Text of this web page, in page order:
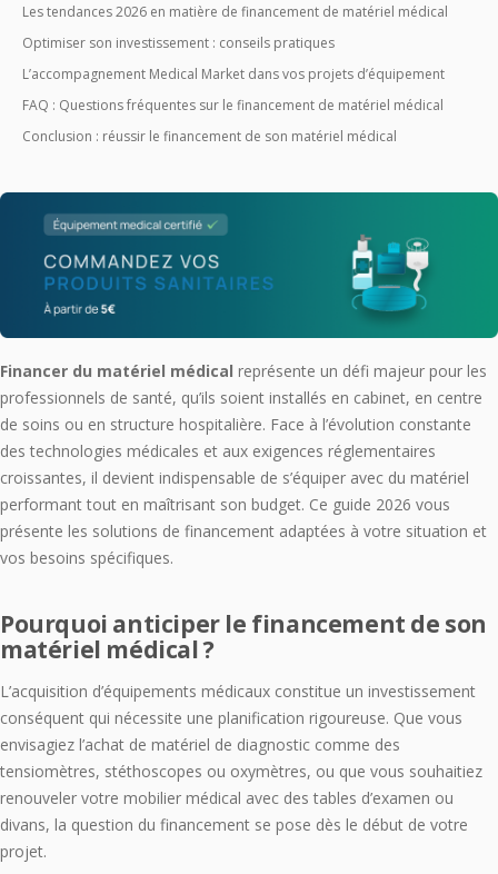
Les tendances 2026 en matière de financement de matériel médical
Optimiser son investissement : conseils pratiques
L’accompagnement Medical Market dans vos projets d’équipement
FAQ : Questions fréquentes sur le financement de matériel médical
Conclusion : réussir le financement de son matériel médical
Financer du matériel médical représente un défi majeur pour les
professionnels de santé, qu’ils soient installés en cabinet, en centre
de soins ou en structure hospitalière. Face à l’évolution constante
des technologies médicales et aux exigences réglementaires
croissantes, il devient indispensable de s’équiper avec du matériel
performant tout en maîtrisant son budget. Ce guide 2026 vous
présente les solutions de financement adaptées à votre situation et
vos besoins spécifiques.
Pourquoi anticiper le financement de son
matériel médical ?
L’acquisition d’équipements médicaux constitue un investissement
conséquent qui nécessite une planification rigoureuse. Que vous
envisagiez l’achat de matériel de diagnostic comme des
tensiomètres, stéthoscopes ou oxymètres, ou que vous souhaitiez
renouveler votre mobilier médical avec des tables d’examen ou
divans, la question du financement se pose dès le début de votre
projet.